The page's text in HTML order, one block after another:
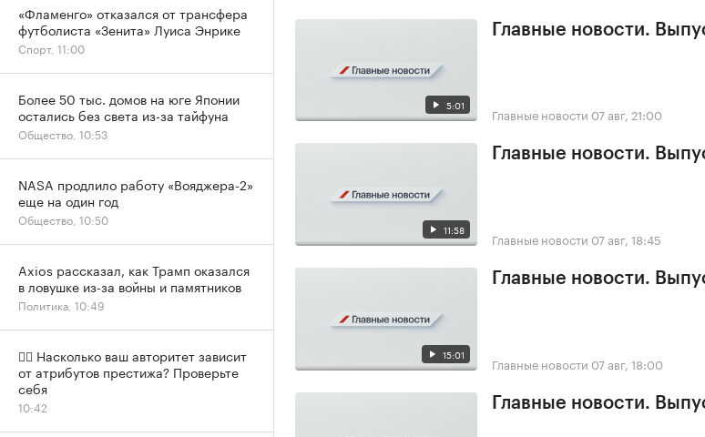
5:01
Главные новости.
Главные новости 07 авг, 21:00
11:58
Главные новости.
Главные новости 07 авг, 18:45
15:01
Главные новости.
Главные новости 07 авг, 18:00
Главные новости.
«Фламенго» отказался от трансфера
футболиста «Зенита» Луиса Энрике
Спорт, 11:00
Более 50 тыс. домов на юге Японии
остались без света из-за тайфуна
Общество, 10:53
NASA продлило работу «Вояджера-2»
еще на один год
Общество, 10:50
Axios рассказал, как Трамп оказался
в ловушке из-за войны и памятников
Политика, 10:49
✍🏻 Насколько ваш авторитет зависит
от атрибутов престижа? Проверьте
себя
10:42